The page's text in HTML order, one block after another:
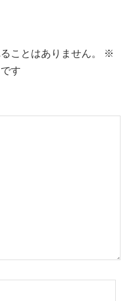
ことはありません。
※
す